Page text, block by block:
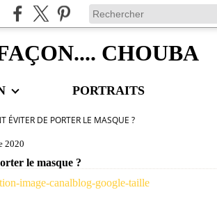
CHOUBA
PORTRAITS
ÉVITER DE PORTER LE MASQUE ?
2020
le masque ?